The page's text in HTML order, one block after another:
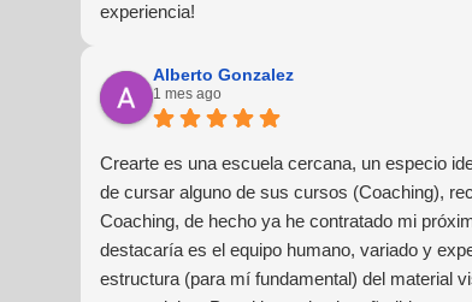
experiencia!
Alberto Gonzalez
1 mes ago
Crearte es una escuela cercana, un especio
de cursar alguno de sus cursos (Coaching),
Coaching, de hecho ya he contratado mi
destacaría es el equipo humano, variado y
estructura (para mí fundamental) del material